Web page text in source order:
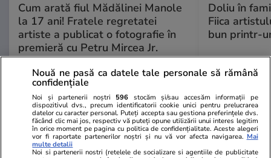
Cum arată fiul Mădălinei Manole
la 17 ani! Fratele regretatei
artiste a publicat o fotografie în
premieră cu Petru Mircea Jr.
Doliu în
Fiica
bun printr-
POLITIC
Analiză
Politică 21 iul.
Judecătorii și procurorii, arși la
Nouă ne pasă ca datele tale personale să rămână
confidențiale
Noi și partenerii noștri 596 stocăm și/sau accesăm informații pe
dispozitivul dvs., precum identificatorii cookie unici pentru prelucrarea
datelor cu caracter personal. Puteți accepta sau gestiona preferințele dvs.
făcând clic mai jos, respectiv vă puteți opune utilizării unui interes legitim
în orice moment pe pagina cu politica de confidențialitate. Aceste alegeri
vor fi raportate partenerilor noștri și nu vă vor afecta navigarea. Mai
multe detalii
Noi si partenerii nostri (retelele de socializare si agentiile de publicitate